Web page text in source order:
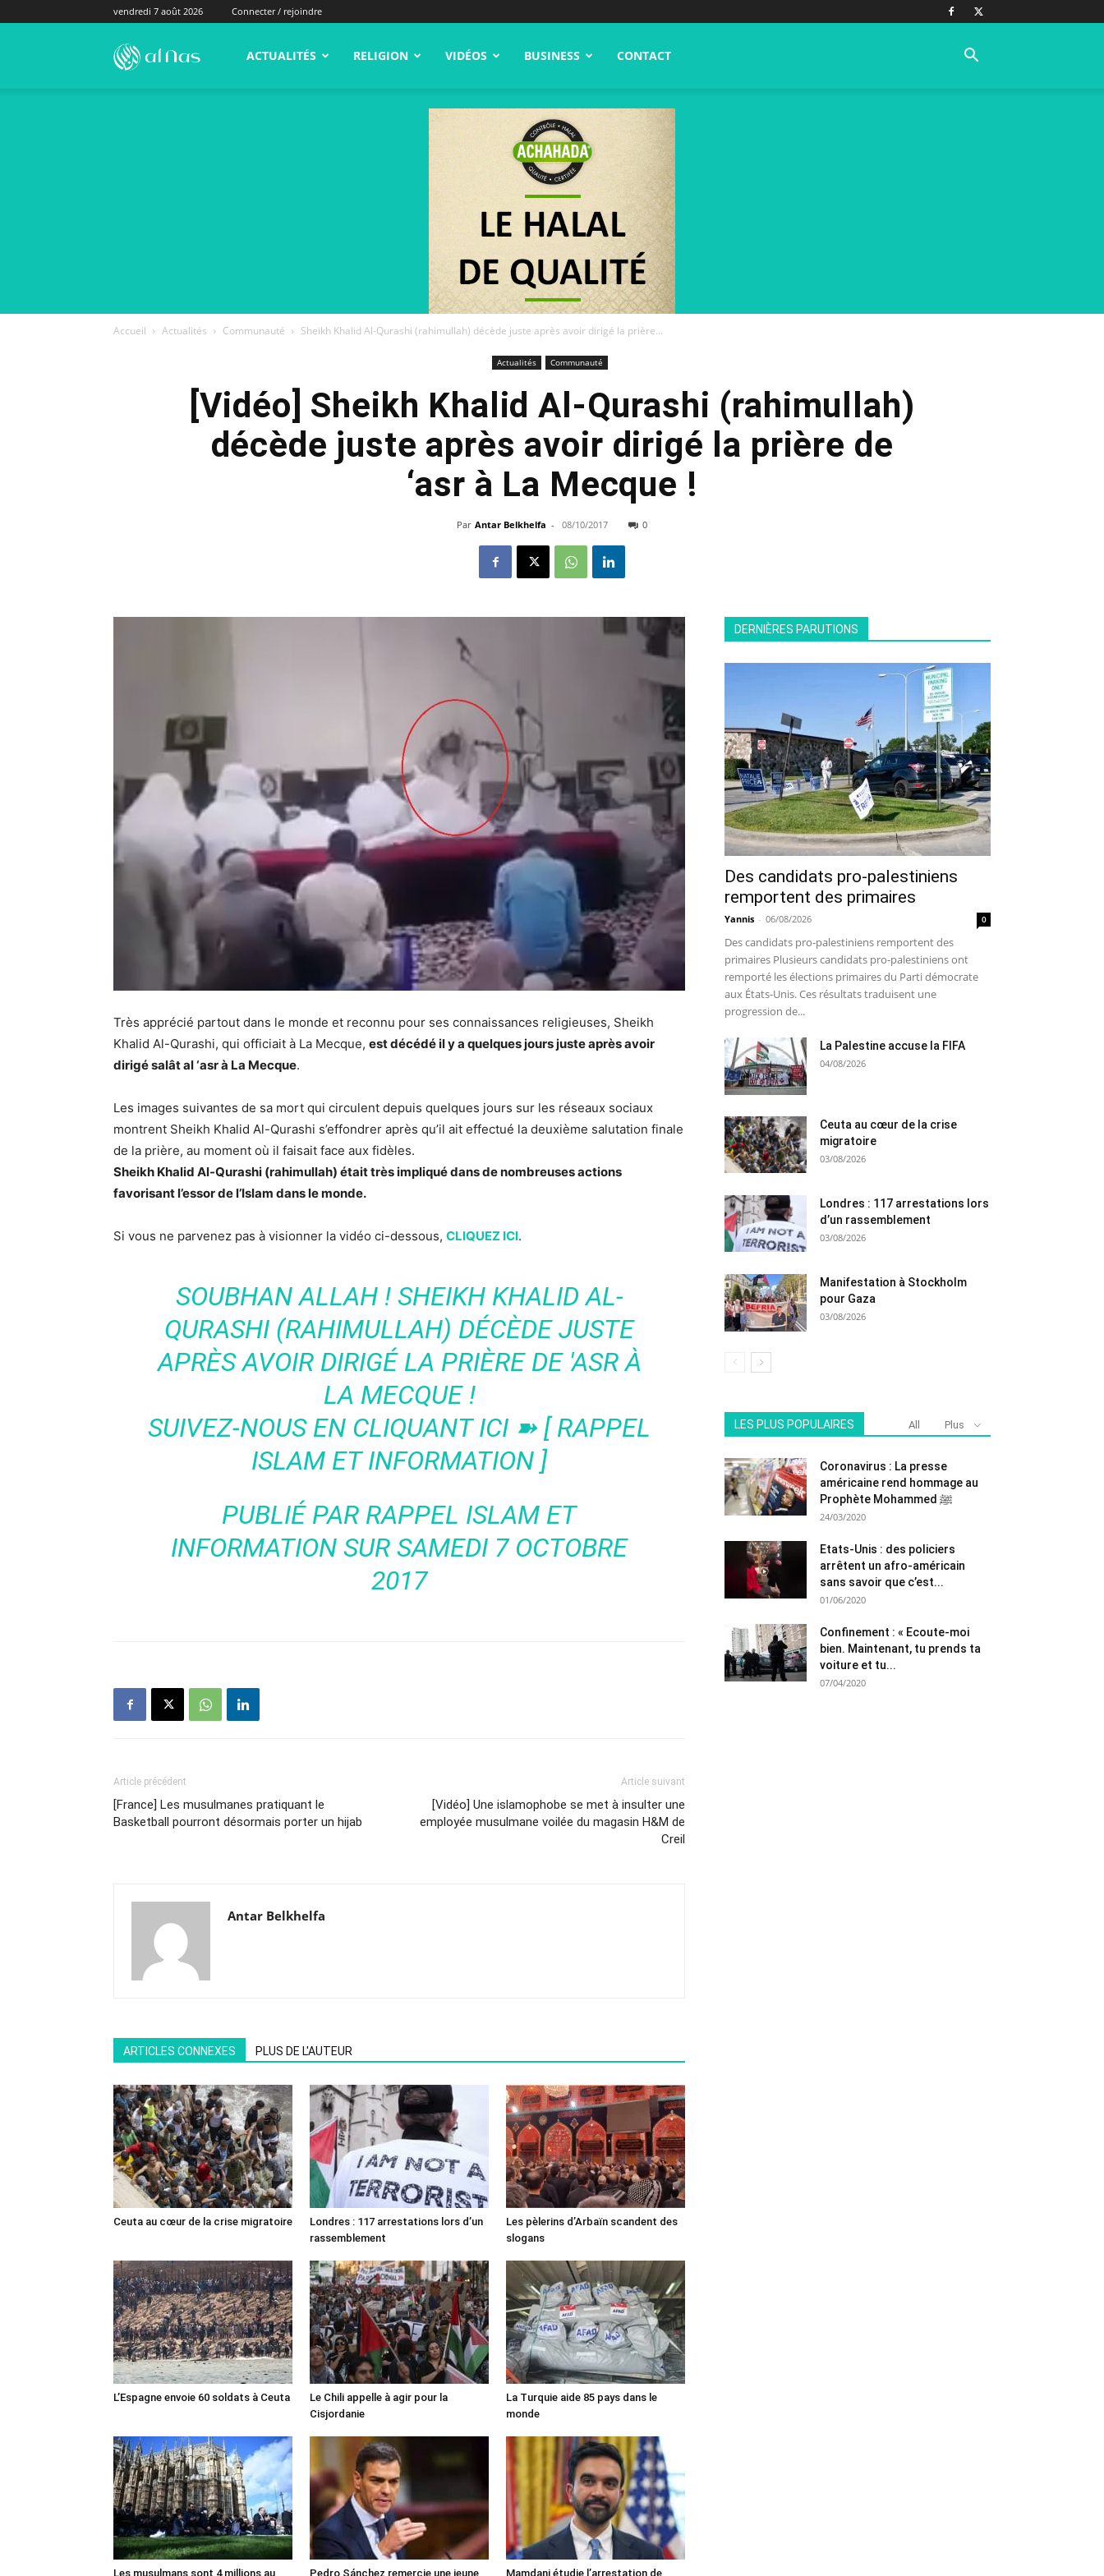
vendredi 7 août 2026 Connecter / rejoindre
alNas.fr ACTUALITÉS RELIGION VIDÉOS BUSINESS CONTACT
Accueil Actualités Communauté Sheikh Khalid Al-Qurashi (rahimullah) décède juste après avoir dirigé la prière...
Actualités Communauté
[Vidéo] Sheikh Khalid Al-Qurashi (rahimullah)
décède juste après avoir dirigé la prière de
‘asr à La Mecque !
Par Antar Belkhelfa - 08/10/2017 0
Très apprécié partout dans le monde et reconnu pour ses connaissances religieuses, Sheikh
Khalid Al-Qurashi, qui officiait à La Mecque, est décédé il y a quelques jours juste après avoir
dirigé salât al ‘asr à La Mecque.
Les images suivantes de sa mort qui circulent depuis quelques jours sur les réseaux sociaux
montrent Sheikh Khalid Al-Qurashi s’effondrer après qu’il ait effectué la deuxième salutation finale
de la prière, au moment où il faisait face aux fidèles.
Sheikh Khalid Al-Qurashi (rahimullah) était très impliqué dans de nombreuses actions
favorisant l’essor de l’Islam dans le monde.
Si vous ne parvenez pas à visionner la vidéo ci-dessous, CLIQUEZ ICI.
SOUBHAN ALLAH ! SHEIKH KHALID AL-
QURASHI (RAHIMULLAH) DÉCÈDE JUSTE
APRÈS AVOIR DIRIGÉ LA PRIÈRE DE 'ASR À
LA MECQUE !
SUIVEZ-NOUS EN CLIQUANT ICI ➽ [ RAPPEL
ISLAM ET INFORMATION ]
PUBLIÉ PAR RAPPEL ISLAM ET
INFORMATION SUR SAMEDI 7 OCTOBRE
2017
Article précédent
[France] Les musulmanes pratiquant le
Basketball pourront désormais porter un hijab
Article suivant
[Vidéo] Une islamophobe se met à insulter une
employée musulmane voilée du magasin H&M de
Creil
Antar Belkhelfa
ARTICLES CONNEXES PLUS DE L'AUTEUR
Ceuta au cœur de la crise migratoire
Londres : 117 arrestations lors d’un
rassemblement
Les pèlerins d’Arbaïn scandent des
slogans
L’Espagne envoie 60 soldats à Ceuta
Le Chili appelle à agir pour la
Cisjordanie
La Turquie aide 85 pays dans le
monde
Les musulmans sont 4 millions au
Pedro Sánchez remercie une jeune
Mamdani étudie l’arrestation de
DERNIÈRES PARUTIONS
Des candidats pro-palestiniens
remportent des primaires
Yannis - 06/08/2026 0
Des candidats pro-palestiniens remportent des
primaires Plusieurs candidats pro-palestiniens ont
remporté les élections primaires du Parti démocrate
aux États-Unis. Ces résultats traduisent une
progression de...
La Palestine accuse la FIFA
04/08/2026
Ceuta au cœur de la crise
migratoire
03/08/2026
Londres : 117 arrestations lors
d’un rassemblement
03/08/2026
Manifestation à Stockholm
pour Gaza
03/08/2026
LES PLUS POPULAIRES All Plus
Coronavirus : La presse
américaine rend hommage au
Prophète Mohammed ﷺ
24/03/2020
Etats-Unis : des policiers
arrêtent un afro-américain
sans savoir que c’est...
01/06/2020
Confinement : « Ecoute-moi
bien. Maintenant, tu prends ta
voiture et tu...
07/04/2020